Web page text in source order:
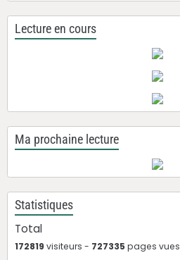
Lecture en cours
Ma prochaine lecture
Statistiques
Total
172819 visiteurs - 727335 pages vues